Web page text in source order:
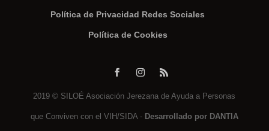
Política de Privacidad Redes Sociales
Política de Cookies
2019 © SILOÉ Asociación Jerezana de Ayuda a Personas
que Conviven con el VIH/SIDA - Desarrollado por DANTIA